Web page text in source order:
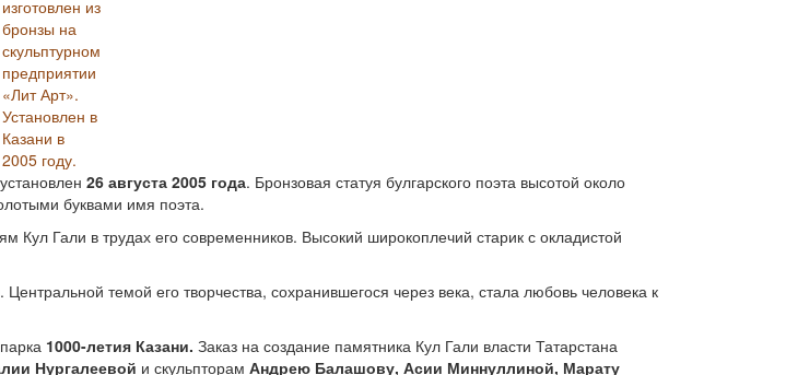
изготовлен из
бронзы на
скульптурном
предприятии
«Лит Арт».
Установлен в
Казани в
2005 году.
26 августа 2005 года. Бронзовая статуя булгарского поэта высотой около
буквами имя поэта.
Кул Гали в трудах его современников. Высокий широкоплечий старик с окладистой
темой его творчества, сохранившегося через века, стала любовь человека к
1000-летия Казани. Заказ на создание памятника Кул Гали власти Татарстана
Нургалеевой и скульпторам Андрею Балашову, Асии Миннуллиной, Марату